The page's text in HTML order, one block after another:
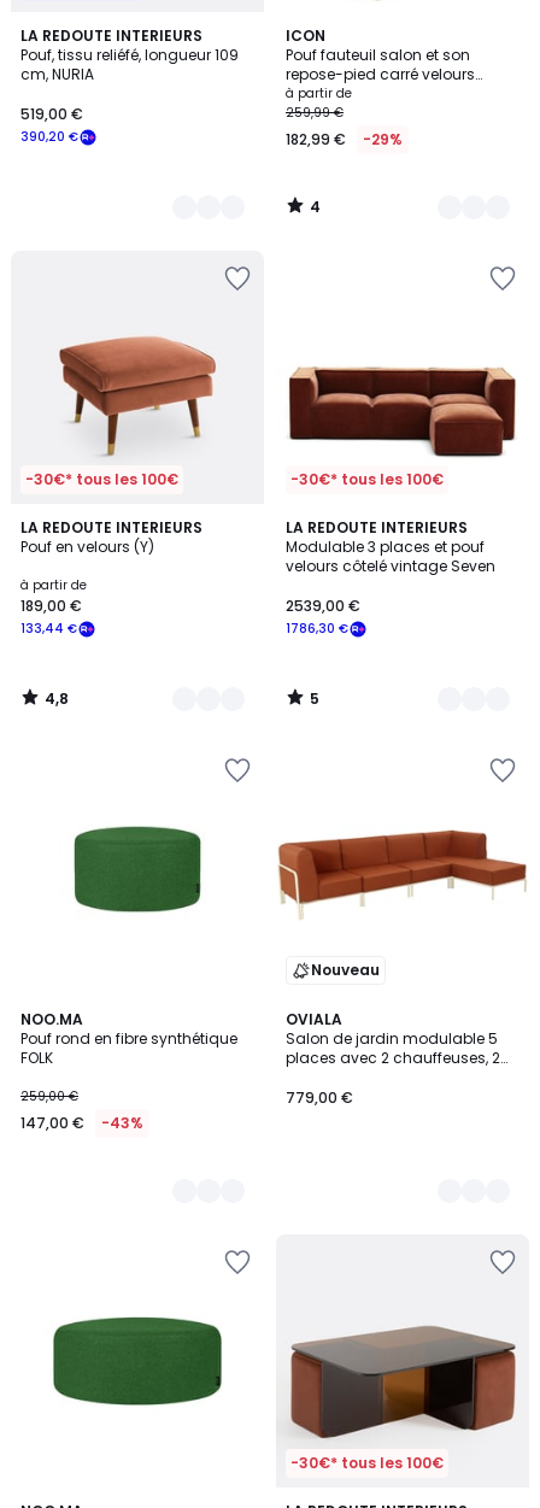
LA REDOUTE INTERIEURS
Pouf, tissu reliéfé, longueur 109
cm, NURIA
390,20 €
519,00 €
3
Couleurs
ICON
Pouf fauteuil salon et son
repose-pied carré velours
côtelé Oeko-Tex® - NATALIA
à partir de
259,99 €
182,99 € -29%
4
/
5
8
Couleurs
4
/
-30€* tous les 100€
LA REDOUTE INTERIEURS
Pouf en velours (Y)
à partir de
133,44 €
189,00 €
4,8
/ 5
6
Couleurs
4,8
/
-30€* tous les 100€
LA REDOUTE INTERIEURS
Modulable 3 places et pouf
velours côtelé vintage Seven
1786,30 €
2539,00 €
5
/
5
4
Couleurs
5
/
NOO.MA
Pouf rond en fibre synthétique
FOLK
259,00 €
147,00 € -43%
8
Couleurs
Nouveau
OVIALA
Salon de jardin modulable 5
places avec 2 chauffeuses, 2
PATIO
779,00 €
3
Couleurs
-30€* tous les 100€